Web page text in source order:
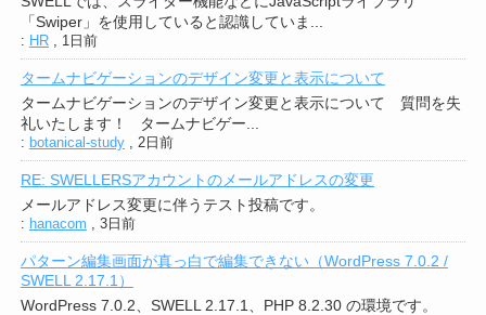
「Swiper」を使用していると認識していま...
: HR, 1日前
タームナビゲーションのデザイン変更と表示について
タームナビゲーションのデザイン変更と表示について 質問を失
礼いたします！ タームナビゲー...
: botanical-study, 2日前
RE: SWELLERSアカウントのメールアドレスの変更
メールアドレス変更に伴うテスト投稿です。
: hanacom 3日前
パターン編集画面が真っ白で編集できない（WordPress 7.0.2 /
SWELL 2.17.1）
WordPress 7.0.2、SWELL 2.17.1、PHP 8.2.30 の環境です。